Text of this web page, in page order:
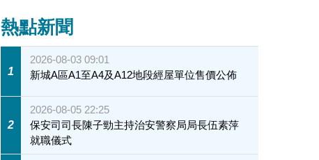
熱點新聞
1
2026-08-03 09:01
新城A區A1至A4及A12地段經屋單位售價公佈
2
2026-08-05 22:25
保安司司長陳子勁主持治安警察局局長伍素萍
就職儀式